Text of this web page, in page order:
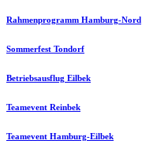
Rahmenprogramm Hamburg-Nord
Sommerfest Tondorf
Betriebsausflug Eilbek
Teamevent Reinbek
Teamevent Hamburg-Eilbek